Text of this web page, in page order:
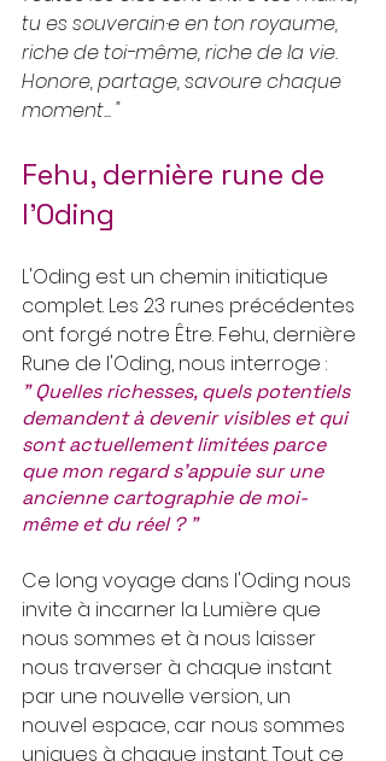
tu es souverain·e en ton royaume,
riche de toi-même, riche de la vie.
Honore, partage, savoure chaque
moment... "
Fehu, dernière rune de
l'Oding
L'Oding est un chemin initiatique
complet. Les 23 runes précédentes
ont forgé notre Être. Fehu, dernière
Rune de l'Oding, nous interroge :
" Quelles richesses, quels potentiels
demandent à devenir visibles et qui
sont actuellement limitées parce
que mon regard s'appuie sur une
ancienne cartographie de moi-
même et du réel ? "
Ce long voyage dans l'Oding nous
invite à incarner la Lumière que
nous sommes et à nous laisser
nous traverser à chaque instant
par une nouvelle version, un
nouvel espace, car nous sommes
uniques à chaque instant. Tout ce